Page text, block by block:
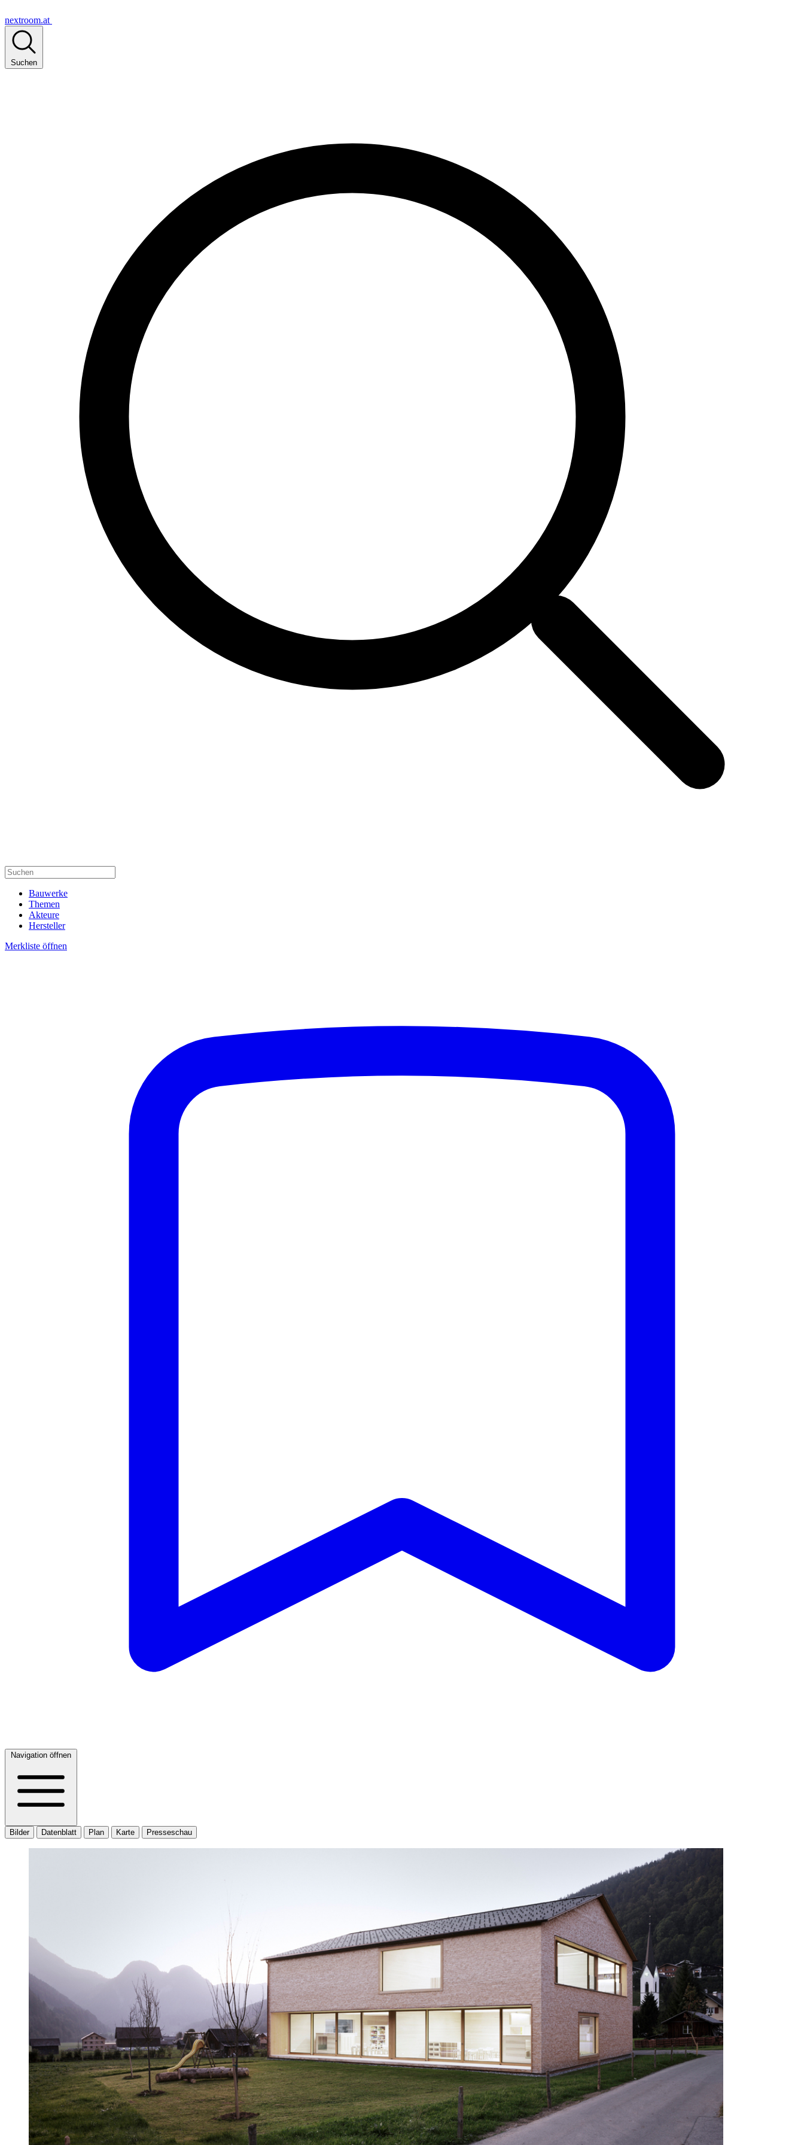
nextroom.at
Suchen
Bauwerke
Themen
Akteure
Hersteller
Merkliste öffnen
Navigation öffnen
Bilder Datenblatt Plan Karte Presseschau